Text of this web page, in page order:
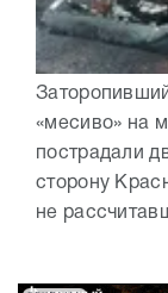
«месиво» на
пострадали
сторону
не